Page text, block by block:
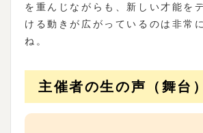
を重んじながらも、新しい才能を
ける動きが広がっているのは非常
ね。
主催者の生の声（舞台）